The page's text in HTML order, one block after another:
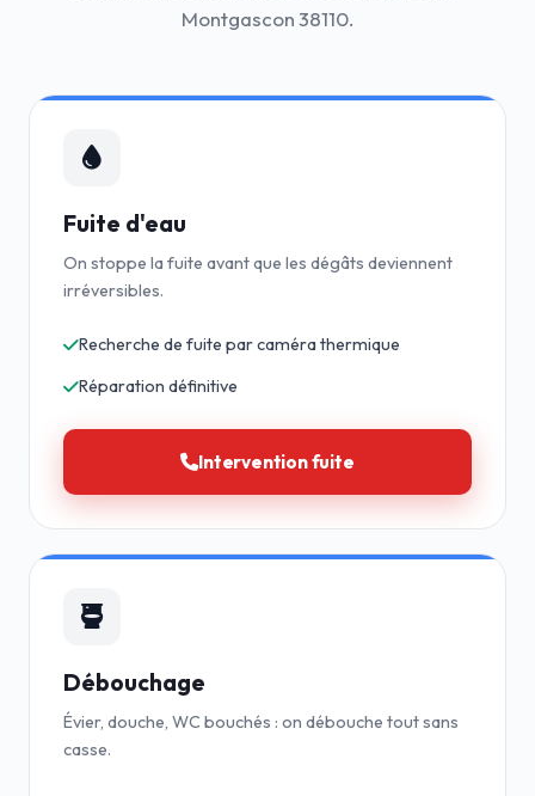
Montgascon 38110.
Fuite d'eau
On stoppe la fuite avant que les dégâts deviennent
irréversibles.
Recherche de fuite par caméra thermique
Réparation définitive
Intervention fuite
Débouchage
Évier, douche, WC bouchés : on débouche tout sans
casse.